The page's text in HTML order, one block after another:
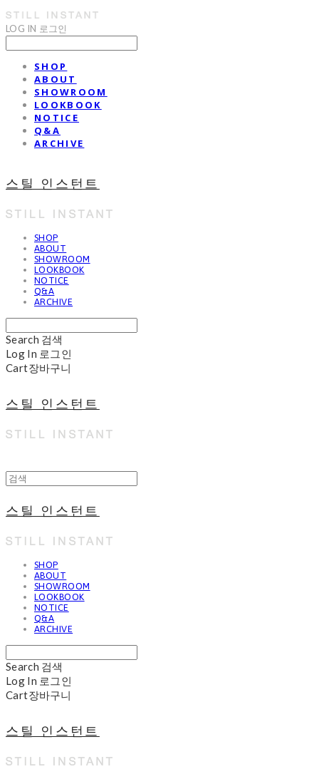
LOG IN 로그인
SHOP
ABOUT
SHOWROOM
LOOKBOOK
NOTICE
Q&A
ARCHIVE
스틸 인스턴트
SHOP
ABOUT
SHOWROOM
LOOKBOOK
NOTICE
Q&A
ARCHIVE
Search 검색
Log In 로그인
Cart장바구니
스틸 인스턴트
스틸 인스턴트
SHOP
ABOUT
SHOWROOM
LOOKBOOK
NOTICE
Q&A
ARCHIVE
Search 검색
Log In 로그인
Cart장바구니
스틸 인스턴트